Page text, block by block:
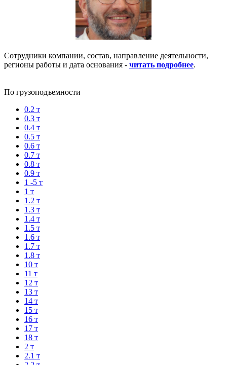
Сотрудники компании, состав, направление деятельности,
регионы работы и дата основания - читать подробнее.
По грузоподъемности
0.2 т
0.3 т
0.4 т
0.5 т
0.6 т
0.7 т
0.8 т
0.9 т
1 -5 т
1 т
1.2 т
1.3 т
1.4 т
1.5 т
1.6 т
1.7 т
1.8 т
10 т
11 т
12 т
13 т
14 т
15 т
16 т
17 т
18 т
2 т
2.1 т